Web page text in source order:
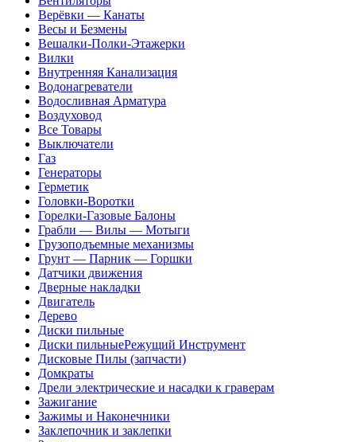
Верёвки — Канаты
Весы и Безмены
Вешалки-Полки-Этажерки
Вилки
Внутренняя Канализация
Водонагреватели
Водосливная Арматура
Воздуховод
Все Товары
Выключатели
Газ
Генераторы
Герметик
Головки-Воротки
Горелки-Газовые Балоны
Грабли — Вилы — Мотыги
Грузоподъемные механизмы
Грунт — Парник — Горшки
Датчики движения
Дверные накладки
Двигатель
Дерево
Диски пильные
Диски пильныеРежущий Инструмент
Дисковые Пилы (запчасти)
Домкраты
Дрели электрические и насадки к граверам
Зажигание
Зажимы и Наконечники
Заклепочник и заклепки